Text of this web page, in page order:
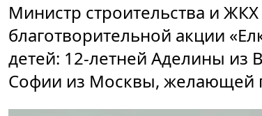
Министр строительства и
благотворительной акции
детей: 12-летней Аделины из
Софии из Москвы, желающей